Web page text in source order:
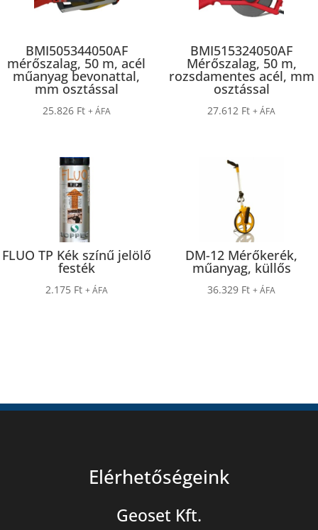
BMI505344050AF
mérőszalag, 50 m, acél
műanyag bevonattal,
mm osztással
25.826 Ft + ÁFA
BMI515324050AF
Mérőszalag, 50 m,
rozsdamentes acél, mm
osztással
27.612 Ft + ÁFA
FLUO TP Kék színű jelölő
festék
2.175 Ft + ÁFA
DM-12 Mérőkerék,
műanyag, küllős
36.329 Ft + ÁFA
Elérhetőségeink
Geoset Kft.